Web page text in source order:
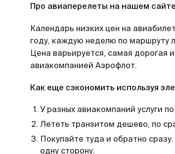
Про авиаперелеты на нашем сайте
Календарь низких цен на
году, каждую неделю по маршруту
Цена варьируется, самая дорогая
авиакомпанией Аэрофлот.
Как еще сэкономить используя
У разных авиакомпаний услуги
Лететь транзитом дешево, по
Покупайте туда и обратно
одну сторону.